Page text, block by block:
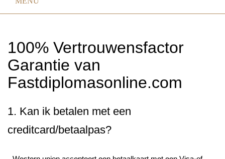
100% Vertrouwensfactor
Garantie van
Fastdiplomasonline.com
1. Kan ik betalen met een
creditcard/betaalpas?